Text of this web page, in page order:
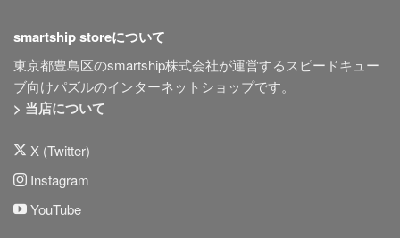
smartship storeについて
東京都豊島区のsmartship株式会社が運営するスピードキュー
ブ向けパズルのインターネットショップです。
> 当店について
X (Twitter)
Instagram
YouTube